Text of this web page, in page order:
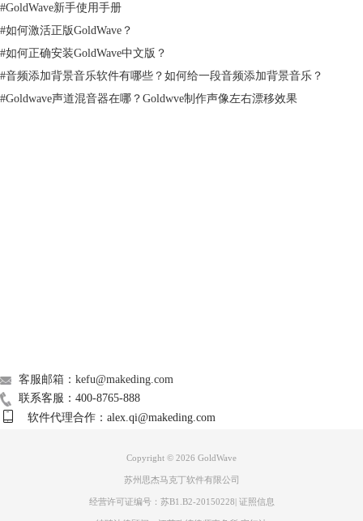
图片2：新声音
#GoldWave新手使用手册
#如何激活正版GoldWave？
#如何正确安装GoldWave中文版？
#音频添加背景音乐软件有哪些？如何给一段音频添加背景音乐？
#Goldwave声道混音器在哪？Goldwve制作声像左右漂移效果
客服邮箱：kefu@makeding.com
联系客服：400-8765-888
软件代理合作：alex.qi@makeding.com
Copyright © 2026 GoldWave
苏州思杰马克丁软件有限公司
经营许可证编号：苏B1.B2-20150228| 证照信息